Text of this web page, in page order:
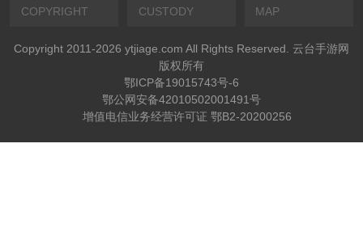
COPYRIGHT
CUSTODY
MAP
Copyright 2011-2026 ytjiage.com All Rights Reserved. 云台手游网
版权所有
鄂ICP备19015743号-6
鄂公网安备42010502001491号
增值电信业务经营许可证 鄂B2-20200256